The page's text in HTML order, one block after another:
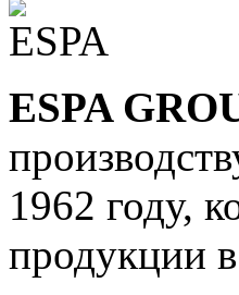
ESPA
1962 году,
продукции